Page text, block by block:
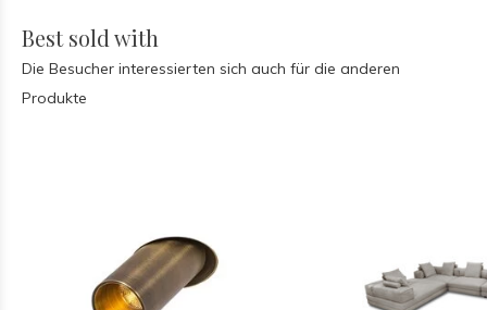
Best sold with
Die Besucher interessierten sich auch für die anderen
Produkte